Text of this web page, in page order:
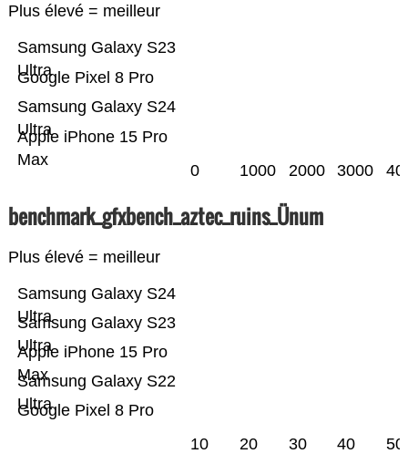
Plus élevé = meilleur
Apple iPhone 15 Pro
Max
Samsung Galaxy S24
Ultra
Google Pixel 8 Pro
Samsung Galaxy S23
Ultra
0 1000 2000 3000
benchmark_gfxbench_aztec_ruins_Ünum
Plus élevé = meilleur
Google Pixel 8 Pro
Samsung Galaxy S22
Ultra
Apple iPhone 15 Pro
Max
Samsung Galaxy S23
Ultra
Samsung Galaxy S24
Ultra
10 20 30 40 50